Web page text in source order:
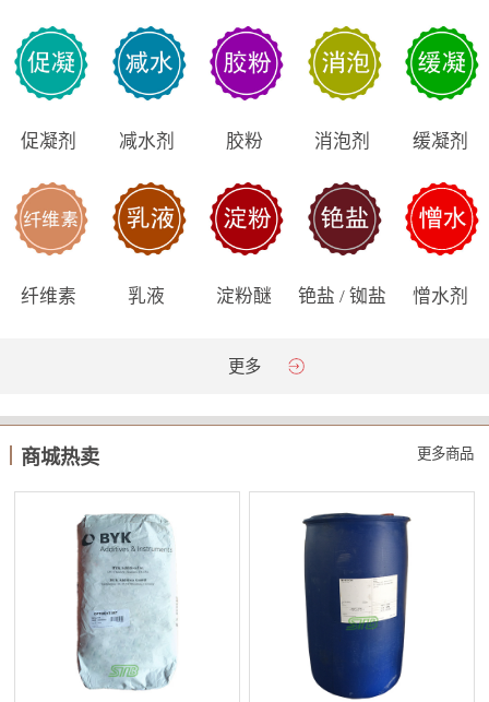
促凝剂 减水剂 胶粉 消泡剂 缓凝剂
纤维素 乳液 淀粉醚 铯盐 / 铷盐 憎水剂
更多
商城热卖 更多商品